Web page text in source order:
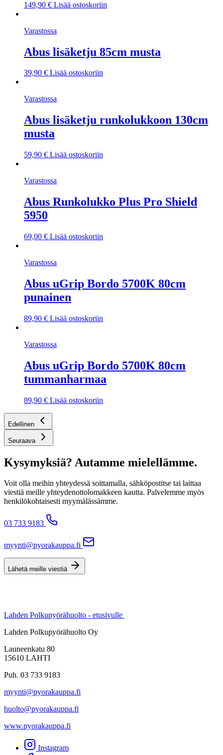
149,90 € Lisää ostoskoriin
Varastossa
Abus lisäketju 85cm musta
39,90 € Lisää ostoskoriin
Varastossa
Abus lisäketju runkolukkoon 130cm
musta
59,90 € Lisää ostoskoriin
Varastossa
Abus Runkolukko Plus Pro Shield
5950
69,00 € Lisää ostoskoriin
Varastossa
Abus uGrip Bordo 5700K 80cm
punainen
89,90 € Lisää ostoskoriin
Varastossa
Abus uGrip Bordo 5700K 80cm
tummanharmaa
89,90 € Lisää ostoskoriin
Edellinen
Seuraava
Kysymyksiä? Autamme mielellämme.
Voit olla meihin yhteydessä soittamalla, sähköpostitse tai laittaa
viestiä meille yhteydenottolomakkeen kautta. Palvelemme myös
henkilökohtaisesti myymälässämme.
03 733 9183
myynti@pyorakauppa.fi
Lähetä meille viestiä
Lahden Polkupyörähuolto - etusivulle
Lahden Polkupyörähuolto Oy
Launeenkatu 80
15610 LAHTI
Puh. 03 733 9183
myynti@pyorakauppa.fi
huolto@pyorakauppa.fi
www.pyorakauppa.fi
Instagram